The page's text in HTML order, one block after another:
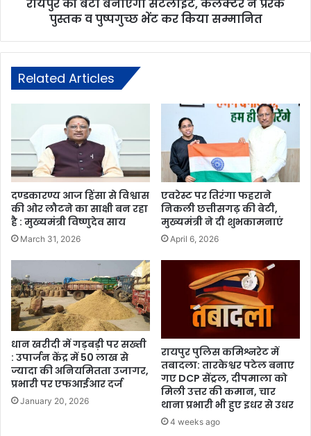
रायपुर की बेटी बनाएगी सैटेलाइट, कलेक्टर ने प्रेरक
पुस्तक व पुष्पगुच्छ भेंट कर किया सम्मानित
Related Articles
दण्डकारण्य आज हिंसा से विश्वास
की ओर लौटने का साक्षी बन रहा
है : मुख्यमंत्री विष्णुदेव साय
March 31, 2026
एवरेस्ट पर तिरंगा फहराने
निकली छत्तीसगढ़ की बेटी,
मुख्यमंत्री ने दी शुभकामनाएं
April 6, 2026
धान खरीदी में गड़बड़ी पर सख्ती
: उपार्जन केंद्र में 50 लाख से
ज्यादा की अनियमितता उजागर,
प्रभारी पर एफआईआर दर्ज
January 20, 2026
रायपुर पुलिस कमिश्नरेट में
तबादला: तारकेश्वर पटेल बनाए
गए DCP सेंट्रल, दीपमाला को
मिली उत्तर की कमान, चार
थाना प्रभारी भी हुए इधर से उधर
4 weeks ago